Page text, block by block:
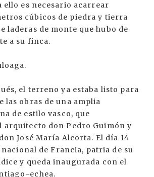
ello es necesario acarrear
cúbicos de piedra y tierra
laderas de monte que hubo de
a su finca.
el terreno ya estaba listo para
las obras de una amplia
de estilo vasco, que
arquitecto don Pedro Guimón y
José María Alcorta. El día 14
de Francia, patria de su
y queda inaugurada con el
echea.